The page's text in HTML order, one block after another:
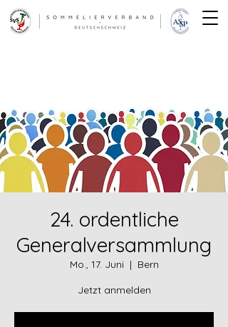
24. ordentliche
Generalversammlung
Mo., 17. Juni
  |
Bern
Jetzt anmelden